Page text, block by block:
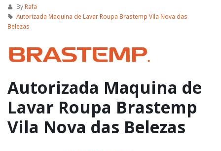
By Rafa
Autorizada Maquina de Lavar Roupa Brastemp Vila Nova das
Belezas
Autorizada Maquina de
Lavar Roupa Brastemp
Vila Nova das Belezas